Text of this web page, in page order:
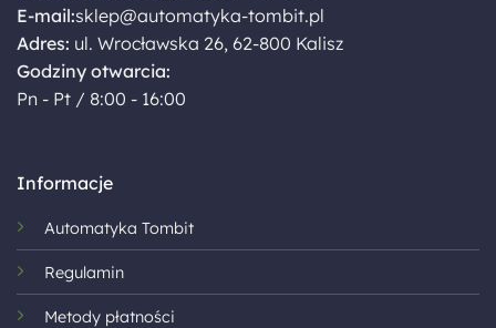
E-mail:sklep@automatyka-tombit.pl
Adres: ul. Wrocławska 26, 62-800 Kalisz
Godziny otwarcia:
Pn - Pt / 8:00 - 16:00
Informacje
Automatyka Tombit
Regulamin
Metody płatności